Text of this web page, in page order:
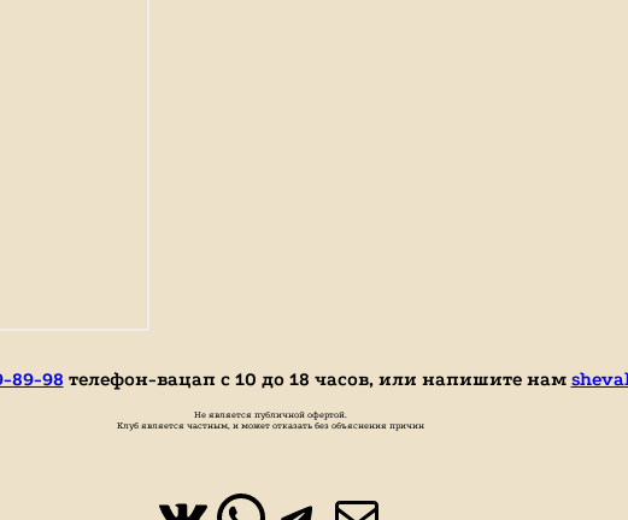
89-98 телефон-вацап с 10 до 18 часов, или напишите нам
Не является публичной офертой.
Клуб является частным, и может отказать без объяснения причин